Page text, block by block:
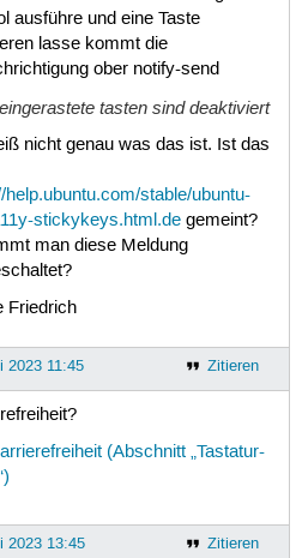
ausführe und eine Taste
lasse kommt die
ober notify-send
eingerastete tasten sind deaktiviert
nicht genau was das ist. Ist das
help.ubuntu.com/stable/ubuntu-
stickykeys.html.degemeint?
man diese Meldung
Friedrich
Zitieren
2023 11:45
(Abschnitt „Tastatur-
Zitieren
2023 13:45